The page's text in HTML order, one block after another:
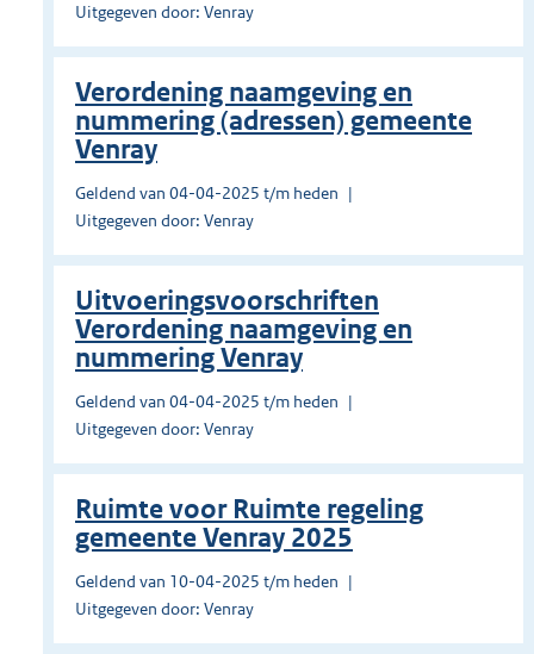
Uitgegeven door: Venray
Verordening naamgeving en
nummering (adressen) gemeente
Venray
Geldend van 04-04-2025 t/m heden
Uitgegeven door: Venray
Uitvoeringsvoorschriften
Verordening naamgeving en
nummering Venray
Geldend van 04-04-2025 t/m heden
Uitgegeven door: Venray
Ruimte voor Ruimte regeling
gemeente Venray 2025
Geldend van 10-04-2025 t/m heden
Uitgegeven door: Venray